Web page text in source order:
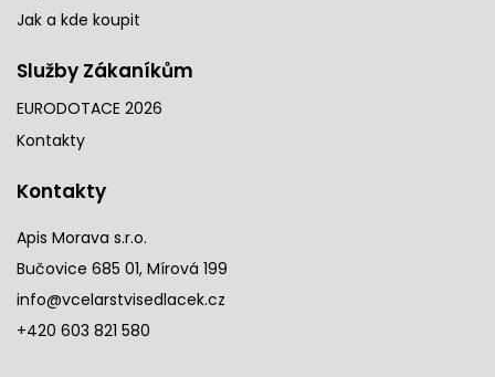
Jak a kde koupit
Služby Zákaníkům
EURODOTACE 2026
Kontakty
Kontakty
Apis Morava s.r.o.
Bučovice 685 01, Mírová 199
info@vcelarstvisedlacek.cz
+420 603 821 580